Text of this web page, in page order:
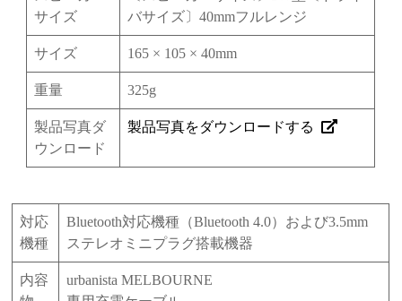
サイズ
バサイズ〕40mmフルレンジ
サイズ 165 × 105 × 40mm
重量 325g
製品写真ダ
ウンロード
製品写真をダウンロードする
対応
機種
Bluetooth対応機種（Bluetooth 4.0）および3.5mm
ステレオミニプラグ搭載機器
内容
urbanista MELBOURNE